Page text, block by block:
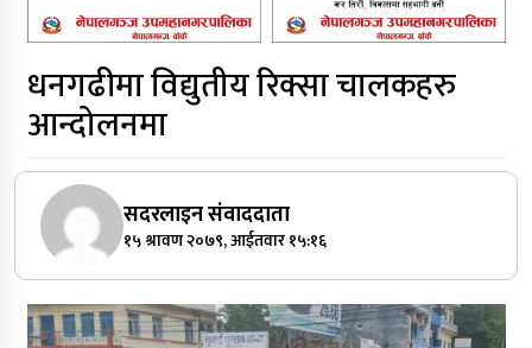
धनगढीमा विद्युतीय रिक्सा चालकहरु
आन्दोलनमा
सदरलाइन संवाददाता
१५ श्रावण २०७९, आईतवार १५:१६